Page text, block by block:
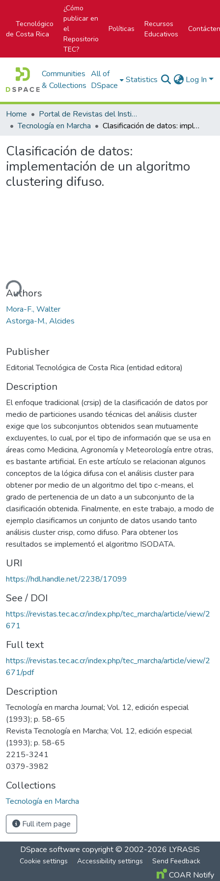
Tecnológico
de Costa Rica
¿Cómo
publicar en
el
Repositorio
TEC?
Políticas
Recursos
Educativos
Communities
& Collections
All of
DSpace
Statistics Log In
Home
Portal de Revistas del Instituto Tecnológico de Costa Rica
Tecnología en Marcha
Clasificación de datos: implementación de un algoritmo clustering difuso.
Clasificación de datos:
implementación de un algoritmo
clustering difuso.
Authors
Mora-F., Walter
Astorga-M., Alcides
Publisher
Editorial Tecnológica de Costa Rica (entidad editora)
Description
El enfoque tradicional (crsip) de la clasificación de datos por
medio de particiones usando técnicas del análisis cluster
exige que los subconjuntos obtenidos sean mutuamente
excluyentes, lo cual, por el tipo de información que se usa en
áreas como Medicina, Agronomía y Meteorología entre otras,
es bastante artificial. En este artículo se relacionan algunos
conceptos de la lógica difusa con el análisis cluster para
obtener por medio de un algoritmo del tipo c-means, el
grado de pertenencia de un dato a un subconjunto de la
clasificación obtenida. Finalmente, en este trabajo, a modo de
ejemplo clasificamos un conjunto de datos usando tanto
análisis cluster crisp, como difuso. Para obtener los
resultados se implementó el algoritmo ISODATA.
URI
https://hdl.handle.net/2238/17099
See / DOI
https://revistas.tec.ac.cr/index.php/tec_marcha/article/view/2
671
Full text
https://revistas.tec.ac.cr/index.php/tec_marcha/article/view/2
671/pdf
Description
Tecnología en marcha Journal; Vol. 12, edición especial
(1993); p. 58-65
Revista Tecnología en Marcha; Vol. 12, edición especial
(1993); p. 58-65
2215-3241
0379-3982
Collections
Tecnología en Marcha
Full item page
DSpace software copyright © 2002-2026 LYRASIS
Cookie settings Accessibility settings Send Feedback
COAR Notify